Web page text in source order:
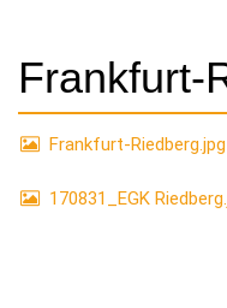
Frankfurt-
Frankfurt-Riedberg.jpg
170831_EGK